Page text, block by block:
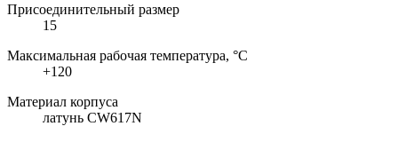
Присоединительный размер
15
Максимальная рабочая температура, °C
+120
Материал корпуса
латунь CW617N